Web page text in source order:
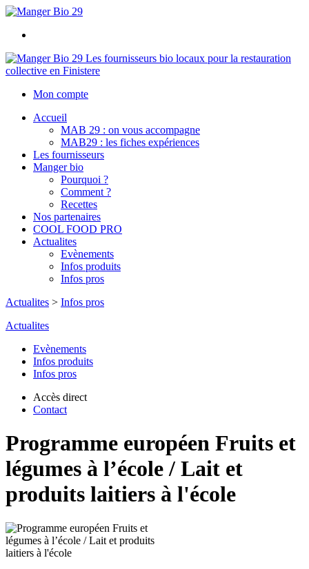
Les fournisseurs bio locaux pour la restauration
collective en Finistere
Mon compte
Accueil
MAB 29 : on vous accompagne
MAB29 : les fiches expériences
Les fournisseurs
Manger bio
Pourquoi ?
Comment ?
Recettes
Nos partenaires
COOL FOOD PRO
Actualites
Evènements
Infos produits
Infos pros
Actualites > Infos pros
Actualites
Evènements
Infos produits
Infos pros
Accès direct
Contact
Programme européen Fruits et
légumes à l’école / Lait et
produits laitiers à l'école